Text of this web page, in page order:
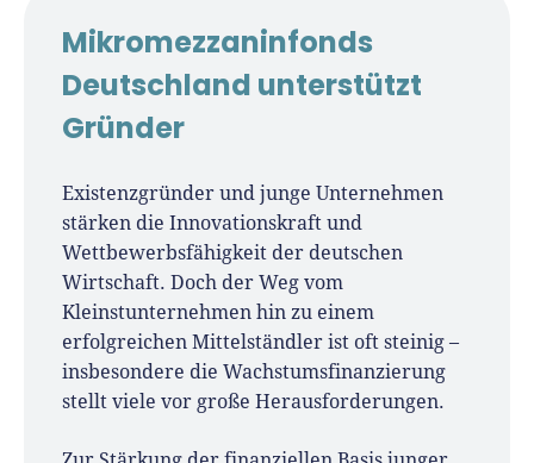
Seit 2010 ist René als Gründer von Für-
Gründer.de Teil der deutschen
Gründerlandschaft. Seine Mission:
Inhalte und echte Insights an die Hand zu
geben. Das tut er als Chefredakteur,
Podcast-Host, Webinar-Moderator und auf
unserem YouTube-Kanal.
Er ist Interviewpartner in anderen Medien
und verfasst Fachbeiträge zu
Gründungsthemen.
Mikromezzaninfonds
Deutschland unterstützt
Gründer
Existenzgründer und junge Unternehmen
stärken die Innovationskraft und
Wettbewerbsfähigkeit der deutschen
Wirtschaft. Doch der Weg vom
Kleinstunternehmen hin zu einem
erfolgreichen Mittelständler ist oft steinig –
insbesondere die Wachstumsfinanzierung
stellt viele vor große Herausforderungen.